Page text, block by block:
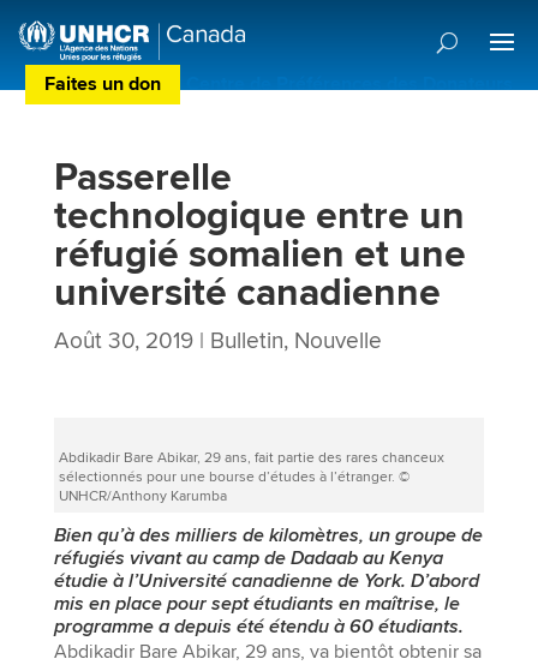
Faites un don Centre de Préférences des Donateurs
Passerelle
technologique entre un
réfugié somalien et une
université canadienne
Août 30, 2019| Bulletin, Nouvelle
Abdikadir Bare Abikar, 29 ans, fait partie des rares chanceux
sélectionnés pour une bourse d’études à l’étranger. ©
UNHCR/Anthony Karumba
Bien qu’à des milliers de kilomètres, un groupe de
réfugiés vivant au camp de Dadaab au Kenya
étudie à l’Université canadienne de York. D’abord
mis en place pour sept étudiants en maîtrise, le
programme a depuis été étendu à 60 étudiants.
Abdikadir Bare Abikar, 29 ans, va bientôt obtenir sa